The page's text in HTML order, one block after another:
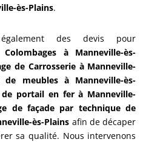
ès-Plains.
des devis pour
à
Manneville-ès-
de Carrosserie à Manneville-
de meubles à Manneville-ès-
de portail en fer à Manneville-
de façade par technique de
ès-Plains afin de décaper
sa qualité. Nous intervenons